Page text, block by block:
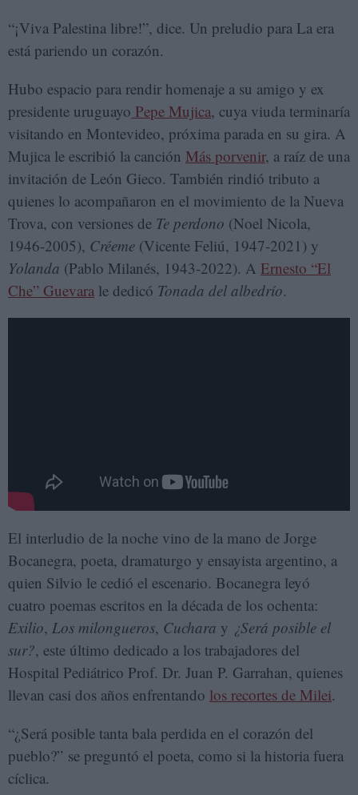
“¡Viva Palestina libre!”, dice. Un preludio para La era
está pariendo un corazón.
Hubo espacio para rendir homenaje a su amigo y ex
presidente uruguayo Pepe Mujica, cuya viuda terminaría
visitando en Montevideo, próxima parada en su gira. A
Mujica le escribió la canción Más porvenir, a raíz de una
invitación de León Gieco. También rindió tributo a
quienes lo acompañaron en el movimiento de la Nueva
Trova, con versiones de Te perdono (Noel Nicola,
1946-2005), Créeme (Vicente Feliú, 1947-2021) y
Yolanda (Pablo Milanés, 1943-2022). A Ernesto “El
Che” Guevara le dedicó Tonada del albedrío.
El interludio de la noche vino de la mano de Jorge
Bocanegra, poeta, dramaturgo y ensayista argentino, a
quien Silvio le cedió el escenario. Bocanegra leyó
cuatro poemas escritos en la década de los ochenta:
Exilio, Los milongueros, Cuchara y ¿Será posible el
sur?, este último dedicado a los trabajadores del
Hospital Pediátrico Prof. Dr. Juan P. Garrahan, quienes
llevan casi dos años enfrentando los recortes de Milei.
“¿Será posible tanta bala perdida en el corazón del
pueblo?” se preguntó el poeta, como si la historia fuera
cíclica.